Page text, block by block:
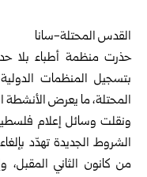
القدس المحتلة-سانا
حذرت منظمة أطباء بلا
بتسجيل المنظمات
المحتلة، ما يعرض الأنشطة
ونقلت وسائل إعلام
الشروط الجديدة تهدّد
من كانون الثاني